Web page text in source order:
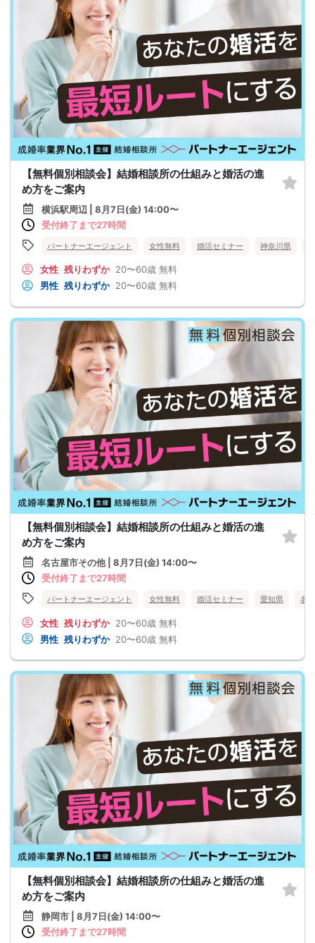
【無料個別相談会】結婚相談所の仕組みと婚活の進
め方をご案内
横浜駅周辺 | 8月7日(金) 14:00〜
受付終了まで27時間
パートナーエージェント 女性無料 婚活セミナー 神奈川県
女性 残りわずか 20〜60歳 無料
男性 残りわずか 20〜60歳 無料
【無料個別相談会】結婚相談所の仕組みと婚活の進
め方をご案内
名古屋市その他 | 8月7日(金) 14:00〜
受付終了まで27時間
パートナーエージェント 女性無料 婚活セミナー 愛知県 名
女性 残りわずか 20〜60歳 無料
男性 残りわずか 20〜60歳 無料
【無料個別相談会】結婚相談所の仕組みと婚活の進
め方をご案内
静岡市 | 8月7日(金) 14:00〜
受付終了まで27時間